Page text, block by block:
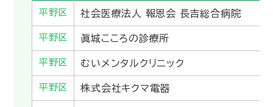
平野区 社会医療法人 報恩会 長吉総合病院
平野区 眞城こころの診療所
平野区 むいメンタルクリニック
平野区 株式会社キクマ電器